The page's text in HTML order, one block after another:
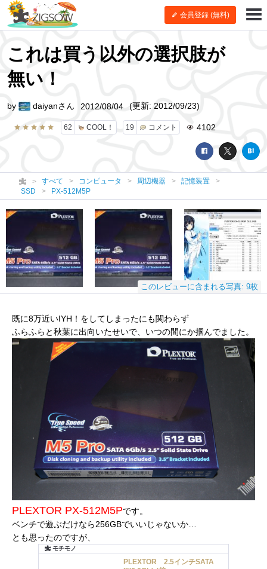
会員登録 (無料)
これは買う以外の選択肢が
無い！
62 COOL！ 19 コメント 4102
by daiyanさん 2012/08/04 (更新: 2012/09/23)
すべて コンピュータ 周辺機器
記憶装置
SSD
PX-512M5P
このレビューに含まれる写真: 9枚
既に8万近いIYH！をしてしまったにも関わらず
ふらふらと秋葉に出向いたせいで、いつの間にか掴んでました。
PLEXTOR PX-512M5Pです。
ベンチで遊ぶだけなら256GBでいいじゃないか…
とも思ったのですが、